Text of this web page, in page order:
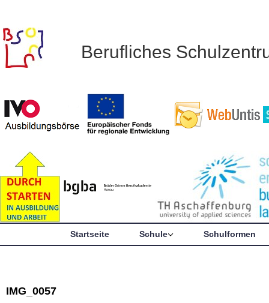
Berufliches
Startseite Schule Schulformen
IMG_0057